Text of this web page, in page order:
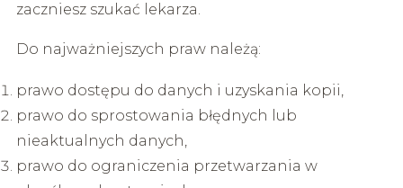
zaczniesz szukać lekarza.
Do najważniejszych praw należą:
prawo dostępu do danych i uzyskania kopii,
prawo do sprostowania błędnych lub
nieaktualnych danych,
prawo do ograniczenia przetwarzania w